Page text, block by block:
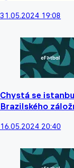
31.05.2024 19:08
Chystá se
Brazilského
16.05.2024 20:40